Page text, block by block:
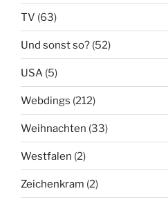
TV (63)
Und sonst so? (52)
USA (5)
Webdings (212)
Weihnachten (33)
Westfalen (2)
Zeichenkram (2)